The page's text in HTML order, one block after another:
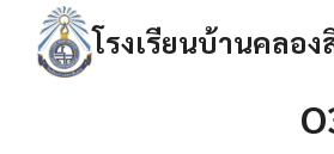
content
โรงเรียนบ้านคลอ